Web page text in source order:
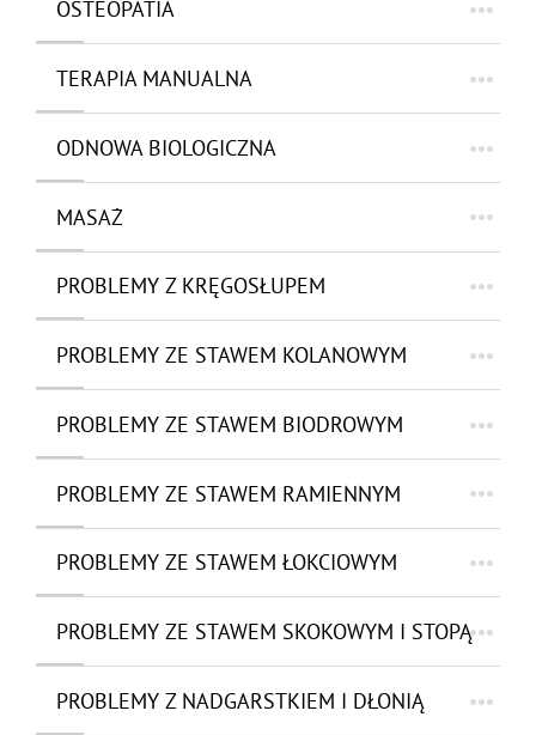
OSTEOPATIA
TERAPIA MANUALNA
ODNOWA BIOLOGICZNA
MASAŻ
PROBLEMY Z KRĘGOSŁUPEM
PROBLEMY ZE STAWEM KOLANOWYM
PROBLEMY ZE STAWEM BIODROWYM
PROBLEMY ZE STAWEM RAMIENNYM
PROBLEMY ZE STAWEM ŁOKCIOWYM
PROBLEMY ZE STAWEM SKOKOWYM I STOPĄ
PROBLEMY Z NADGARSTKIEM I DŁONIĄ